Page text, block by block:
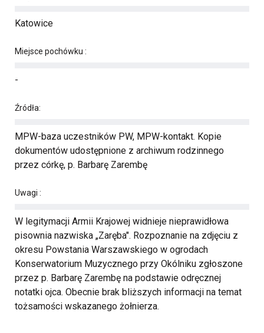
Katowice
Miejsce pochówku :
-
Źródła:
MPW-baza uczestników PW, MPW-kontakt. Kopie
dokumentów udostępnione z archiwum rodzinnego
przez córkę, p. Barbarę Zarembę
Uwagi :
W legitymacji Armii Krajowej widnieje nieprawidłowa
pisownia nazwiska „Zaręba". Rozpoznanie na zdjęciu z
okresu Powstania Warszawskiego w ogrodach
Konserwatorium Muzycznego przy Okólniku zgłoszone
przez p. Barbarę Zarembę na podstawie odręcznej
notatki ojca. Obecnie brak bliższych informacji na temat
tożsamości wskazanego żołnierza.